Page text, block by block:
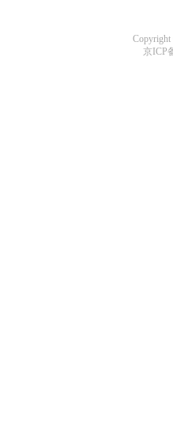
Copyright
京ICP